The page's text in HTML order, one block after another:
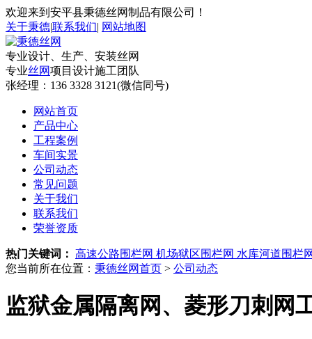
欢迎来到安平县秉德丝网制品有限公司！
关于秉德|联系我们| 网站地图
专业设计、生产、安装丝网
专业丝网项目设计施工团队
张经理： 136 3328 3121(微信同号)
网站首页
产品中心
工程案例
车间实景
公司动态
常见问题
关于我们
联系我们
荣誉资质
热门关键词： 高速公路围栏网 机场狱区围栏网 水库河道围栏
您当前所在位置： 秉德丝网首页 > 公司动态
监狱金属隔离网、菱形刀刺网